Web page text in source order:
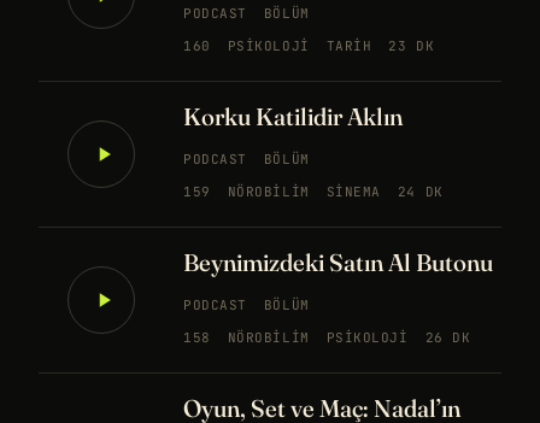
PODCAST
BÖLÜM
160
PSIKOLOJI TARIH 23 DK
Korku Katilidir Aklın
PODCAST
BÖLÜM
159
NÖROBILIM SINEMA 24 DK
Beynimizdeki Satın Al Butonu
PODCAST
BÖLÜM
158
NÖROBILIM PSIKOLOJI 26 DK
Oyun, Set ve Maç: Nadal’ın